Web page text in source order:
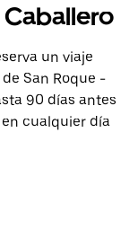
un viaje
San Roque -
90 días antes
cualquier día